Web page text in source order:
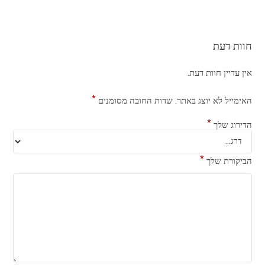
חוות דעת
אין עדיין חוות דעת.
האימייל לא יוצג באתר. שדות החובה מסומנים *
הדירוג שלך *
הביקורת שלך *